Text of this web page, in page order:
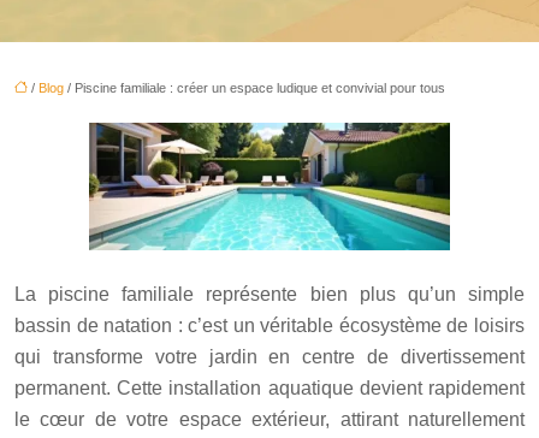
/ Blog / Piscine familiale : créer un espace ludique et convivial pour tous
La piscine familiale représente bien plus qu’un simple
bassin de natation : c’est un véritable écosystème de loisirs
qui transforme votre jardin en centre de divertissement
permanent. Cette installation aquatique devient rapidement
le cœur de votre espace extérieur, attirant naturellement